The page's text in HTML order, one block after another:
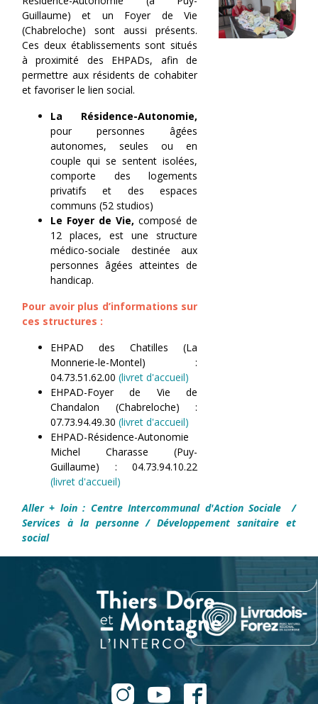
Guillaume) et un Foyer de Vie
(Chabreloche) sont aussi présents.
Ces deux établissements sont situés
à proximité des EHPADs, afin de
permettre aux résidents de cohabiter
et favoriser le lien social.
La Résidence-Autonomie,
pour personnes âgées
autonomes, seules ou en
couple qui se sentent isolées,
comporte des logements
privatifs et des espaces
communs (52 studios)
Le Foyer de Vie, composé de
12 places, est une structure
médico-sociale destinée aux
personnes âgées atteintes de
handicap.
Pour avoir plus d’informations sur
ces structures :
EHPAD des Chatilles (La
Monnerie-le-Montel) :
04.73.51.62.00 (livret d'accueil)
EHPAD-Foyer de Vie de
Chandalon (Chabreloche) :
07.73.94.49.30 (livret d'accueil)
EHPAD-Résidence-Autonomie
Michel Charasse (Puy-
Guillaume) : 04.73.94.10.22
(livret d'accueil)
Aller + loin : Centre Intercommunal d'Action Sociale
/
Services à la personne/Développement sanitaire et
social